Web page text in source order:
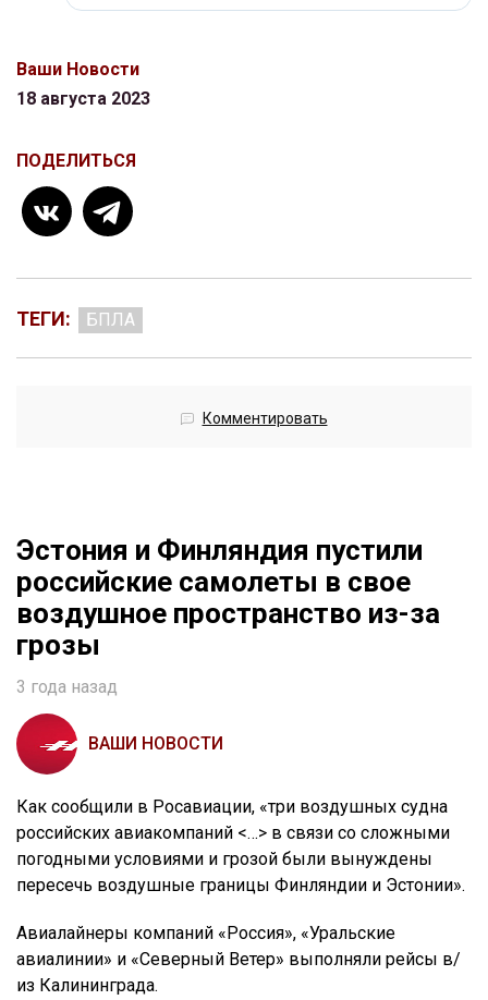
Ваши Новости
18 августа 2023
ПОДЕЛИТЬСЯ
ТЕГИ: БПЛА
Комментировать
Эстония и Финляндия пустили
российские самолеты в свое
воздушное пространство из-за
грозы
3 года назад
ВАШИ НОВОСТИ
Как сообщили в Росавиации, «три воздушных судна
российских авиакомпаний <…> в связи со сложными
погодными условиями и грозой были вынуждены
пересечь воздушные границы Финляндии и Эстонии».
Авиалайнеры компаний «Россия», «Уральские
авиалинии» и «Северный Ветер» выполняли рейсы в/
из Калининграда.